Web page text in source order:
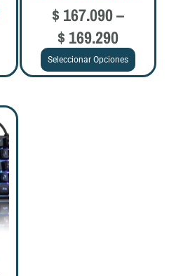
$ 167.090–
$ 169.290
Seleccionar Opciones
de
producto